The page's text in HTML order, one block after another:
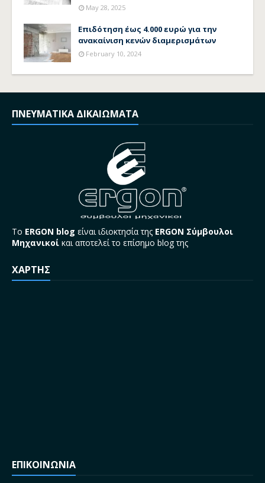
May 28, 2025
Επιδότηση έως 4.000 ευρώ για την
ανακαίνιση κενών διαμερισμάτων
February 10, 2024
ΠΝΕΥΜΑΤΙΚΑ ΔΙΚΑΙΩΜΑΤΑ
Το ERGON blog είναι ιδιοκτησία της ERGON Σύμβουλοι
Μηχανικοί και αποτελεί το επίσημο blog της
ΧΑΡΤΗΣ
ΕΠΙΚΟΙΝΩΝΙΑ